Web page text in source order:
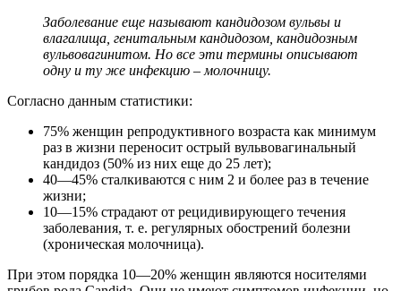
Заболевание еще называют кандидозом вульвы и
влагалища, генитальным кандидозом, кандидозным
вульвовагинитом. Но все эти термины описывают
одну и ту же инфекцию – молочницу.
Согласно данным статистики:
75% женщин репродуктивного возраста как минимум
раз в жизни переносит острый вульвовагинальный
кандидоз (50% из них еще до 25 лет);
40—45% сталкиваются с ним 2 и более раз в течение
жизни;
10—15% страдают от рецидивирующего течения
заболевания, т. е. регулярных обострений болезни
(хроническая молочница).
При этом порядка 10—20% женщин являются носителями